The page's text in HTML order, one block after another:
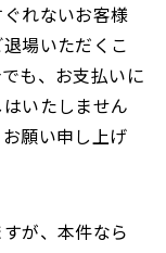
れないお客様
場いただくこ
も、お支払いに
いたしません
願い申し上げ
が、本件なら